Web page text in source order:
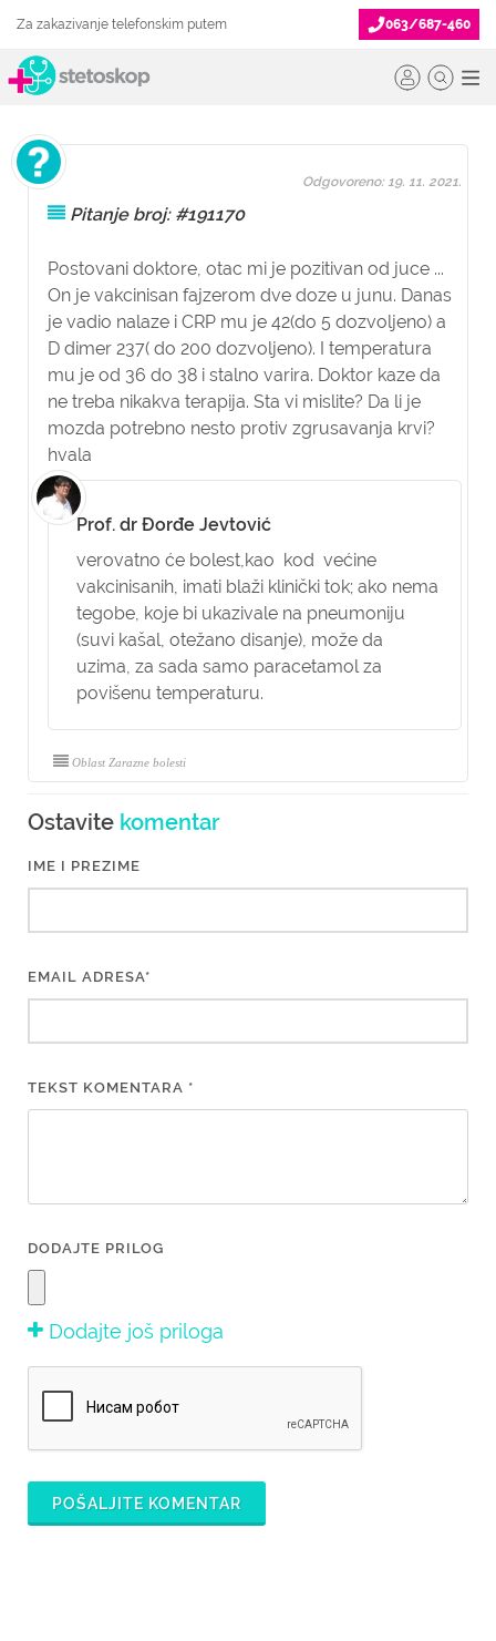
Za zakazivanje telefonskim putem 063/687-460
Pitanje broj: #191170
Postovani doktore, otac mi je pozitivan od juce ...
On je vakcinisan fajzerom dve doze u junu. Danas
je vadio nalaze i CRP mu je 42(do 5 dozvoljeno) a
D dimer 237( do 200 dozvoljeno). I temperatura
mu je od 36 do 38 i stalno varira. Doktor kaze da
ne treba nikakva terapija. Sta vi mislite? Da li je
mozda potrebno nesto protiv zgrusavanja krvi?
hvala
Odgovoreno: 19. 11. 2021.
Prof. dr Đorđe Jevtović
verovatno će bolest,kao kod većine
vakcinisanih, imati blaži klinički tok; ako nema
tegobe, koje bi ukazivale na pneumoniju
(suvi kašal, otežano disanje), može da
uzima, za sada samo paracetamol za
povišenu temperaturu.
Oblast Zarazne bolesti
Ostavite komentar
IME I PREZIME
EMAIL ADRESA*
TEKST KOMENTARA *
DODAJTE PRILOG
Dodajte još priloga
POŠALJITE KOMENTAR